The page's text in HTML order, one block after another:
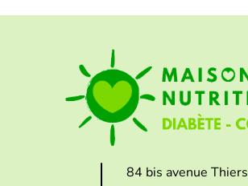
84 bis avenue Thiers